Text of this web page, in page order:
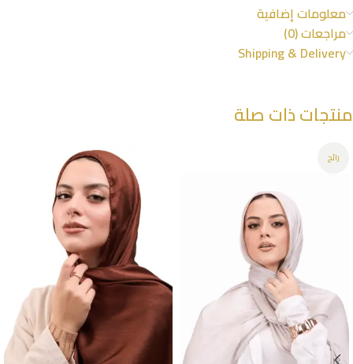
معلومات إضافية
مراجعات (0)
Shipping & Delivery
منتجات ذات صلة
رائج